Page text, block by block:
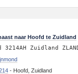
naar Hoofd te Zuidland
3214AH Zuidland
- Hoofd, Zuidland